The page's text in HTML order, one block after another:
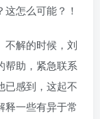
怎么可能？！
不解的时候，刘
帮助，紧急联系
已感到，这起不
释一些有异于常